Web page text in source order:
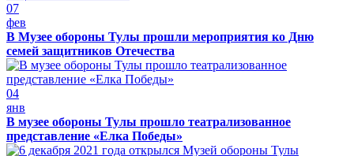
07
фев
В Музее обороны Тулы прошли мероприятия ко Дню
семей защитников Отечества
04
янв
В музее обороны Тулы прошло театрализованное
представление «Елка Победы»